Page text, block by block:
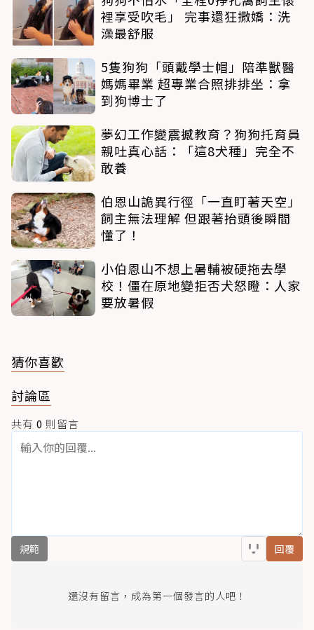
裡享受吹毛」 完事還狂撒嬌：洗
澡最舒服
5隻狗狗「頭戴學士帽」陪準獸醫
媽媽畢業 超專業合照排排坐：拿
到狗博士了
夢幻工作變震撼教育？狗狗托育員
親吐真心話：「這8犬種」完全不
敢養
伯恩山詭異行徑「一直盯著天空」
飼主無法理解 但跟著抬頭後瞬間
懂了！
小伯恩山不想上暑輔被硬拖去學
校！僵在原地變拒否犬怒瞪：人家
要放暑假
猜你喜歡
討論區
共有 0 則留言
規範 回覆
還沒有留言，成為第一個發言的人吧！